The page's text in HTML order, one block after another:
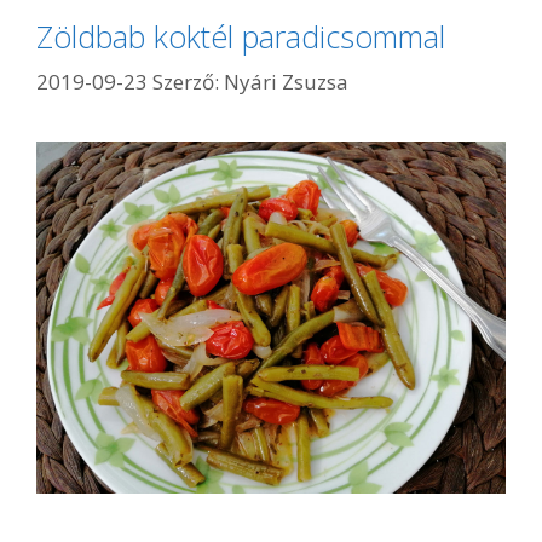
Zöldbab koktél paradicsommal
2019-09-23 Szerző: Nyári Zsuzsa